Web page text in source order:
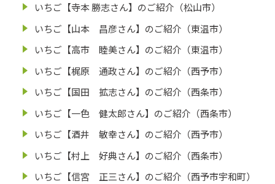
いちご【寺本 勝志さん】のご紹介（松山市）
いちご【山本 昌彦さん】のご紹介（東温市）
いちご【高市 睦美さん】のご紹介（東温市）
いちご【梶原 通政さん】のご紹介（西予市）
いちご【国田 拡志さん】のご紹介（西条市）
いちご【一色 健太郎さん】のご紹介（西条市）
いちご【酒井 敏幸さん】のご紹介（西予市）
いちご【村上 好典さん】のご紹介（西条市）
いちご【信宮 正三さん】のご紹介（西予市宇和町）